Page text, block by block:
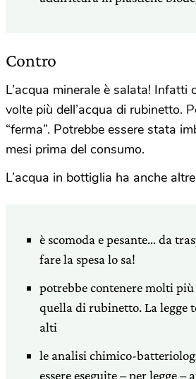
Contro
L’acqua minerale è salata!
volte più dell’acqua di rubinetto.
“ferma”. Potrebbe essere stata
mesi prima del consumo.
L’acqua in bottiglia ha anche
è scomoda e pesante… da
fare la spesa lo sa!
potrebbe contenere molti
quella di rubinetto. La legge
alti
le analisi chimico-
essere eseguite – per legge –